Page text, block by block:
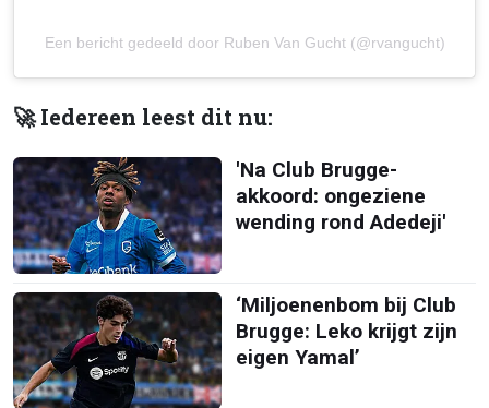
Een bericht gedeeld door Ruben Van Gucht (@rvangucht)
🚀 Iedereen leest dit nu:
'Na Club Brugge-
akkoord: ongeziene
wending rond Adedeji'
‘Miljoenenbom bij Club
Brugge: Leko krijgt zijn
eigen Yamal’